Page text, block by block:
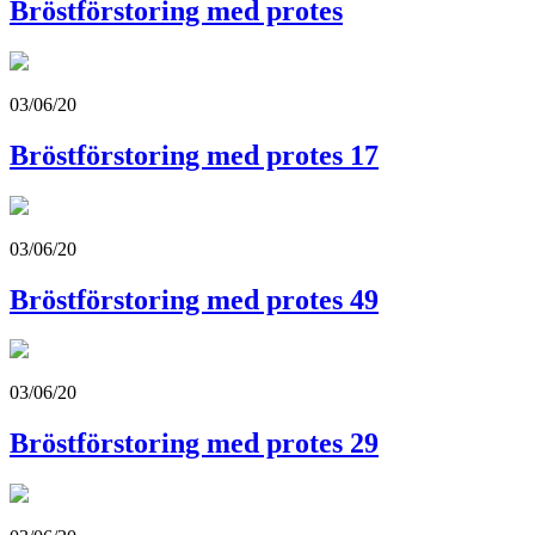
Bröstförstoring med protes
03/06/20
Bröstförstoring med protes 17
03/06/20
Bröstförstoring med protes 49
03/06/20
Bröstförstoring med protes 29